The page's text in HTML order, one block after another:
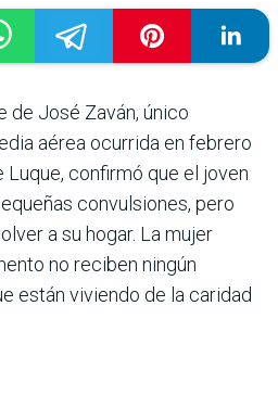
de José Zaván, único
aérea ocurrida en febrero
Luque, confirmó que el joven
convulsiones, pero
a su hogar. La mujer
no reciben ningún
están viviendo de la caridad